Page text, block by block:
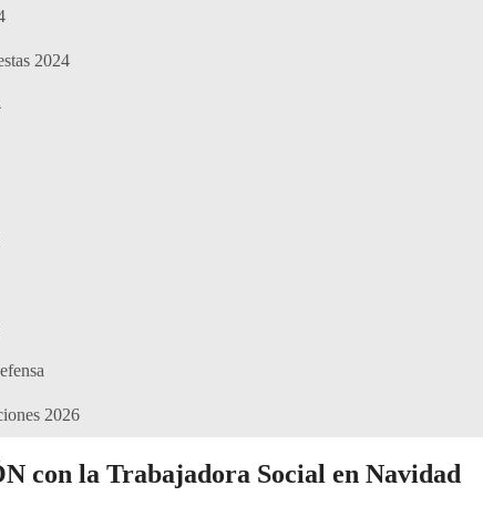
2024
2026
con la Trabajadora Social en Navidad